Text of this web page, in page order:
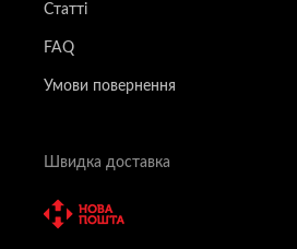
Статті
FAQ
Умови повернення
Швидка доставка